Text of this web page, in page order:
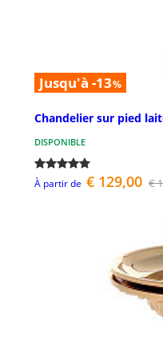
Jusqu'à -13%
Chandelier sur pied
DISPONIBLE
À partir de € 129,00 €